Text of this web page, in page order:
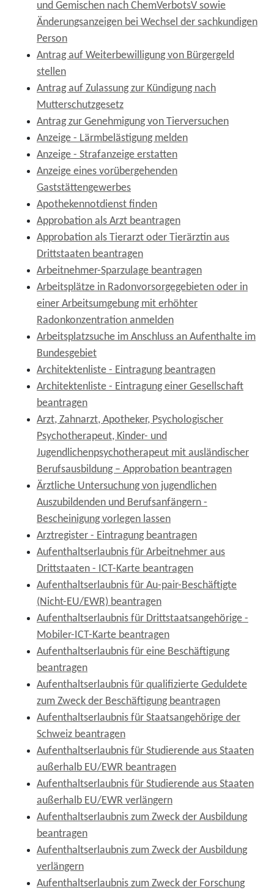
und Gemischen nach ChemVerbotsV sowie
Änderungsanzeigen bei Wechsel der sachkundigen
Person
Antrag auf Weiterbewilligung von Bürgergeld
stellen
Antrag auf Zulassung zur Kündigung nach
Mutterschutzgesetz
Antrag zur Genehmigung von Tierversuchen
Anzeige - Lärmbelästigung melden
Anzeige - Strafanzeige erstatten
Anzeige eines vorübergehenden
Gaststättengewerbes
Apothekennotdienst finden
Approbation als Arzt beantragen
Approbation als Tierarzt oder Tierärztin aus
Drittstaaten beantragen
Arbeitnehmer-Sparzulage beantragen
Arbeitsplätze in Radonvorsorgegebieten oder in
einer Arbeitsumgebung mit erhöhter
Radonkonzentration anmelden
Arbeitsplatzsuche im Anschluss an Aufenthalte im
Bundesgebiet
Architektenliste - Eintragung beantragen
Architektenliste - Eintragung einer Gesellschaft
beantragen
Arzt, Zahnarzt, Apotheker, Psychologischer
Psychotherapeut, Kinder- und
Jugendlichenpsychotherapeut mit ausländischer
Berufsausbildung – Approbation beantragen
Ärztliche Untersuchung von jugendlichen
Auszubildenden und Berufsanfängern -
Bescheinigung vorlegen lassen
Arztregister - Eintragung beantragen
Aufenthaltserlaubnis für Arbeitnehmer aus
Drittstaaten - ICT-Karte beantragen
Aufenthaltserlaubnis für Au-pair-Beschäftigte
(Nicht-EU/EWR) beantragen
Aufenthaltserlaubnis für Drittstaatsangehörige -
Mobiler-ICT-Karte beantragen
Aufenthaltserlaubnis für eine Beschäftigung
beantragen
Aufenthaltserlaubnis für qualifizierte Geduldete
zum Zweck der Beschäftigung beantragen
Aufenthaltserlaubnis für Staatsangehörige der
Schweiz beantragen
Aufenthaltserlaubnis für Studierende aus Staaten
außerhalb EU/EWR beantragen
Aufenthaltserlaubnis für Studierende aus Staaten
außerhalb EU/EWR verlängern
Aufenthaltserlaubnis zum Zweck der Ausbildung
beantragen
Aufenthaltserlaubnis zum Zweck der Ausbildung
verlängern
Aufenthaltserlaubnis zum Zweck der Forschung